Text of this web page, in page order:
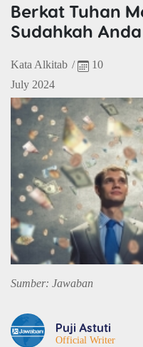
Berkat Tuhan
Sudahkah
Kata Alkitab /
10
July 2024
Sumber: Jawaban
Puji Astuti
Official Writer